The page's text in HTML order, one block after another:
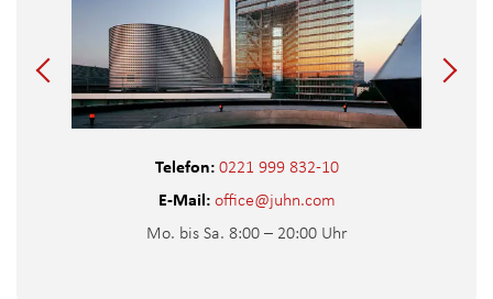
Telefon: 0221 999 832-10
E-Mail: office@juhn.com
Mo. bis Sa. 8:00 – 20:00 Uhr